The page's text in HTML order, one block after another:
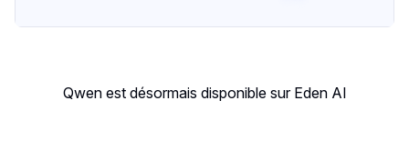
Qwen est désormais disponible sur Eden AI